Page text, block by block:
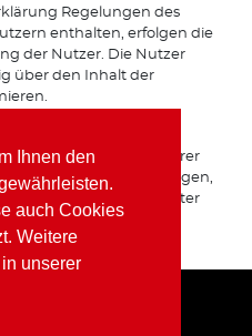
Ihnen den
auch Cookies
Weitere
unserer
Regelungen des
enthalten, erfolgen die
der Nutzer. Die Nutzer
über den Inhalt der
oder Nutzung Ihrer
Auskünften, Berichtigungen,
sowie Widerruf erteilter
an unsere(n)
Apothekeninhaber(in).